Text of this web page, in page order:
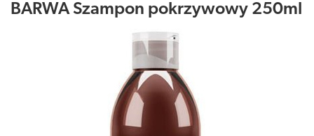
BARWA Szampon pokrzywowy 250ml